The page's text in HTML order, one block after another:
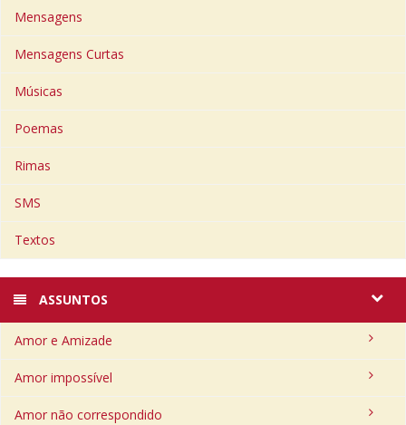
Mensagens
Mensagens Curtas
Músicas
Poemas
Rimas
SMS
Textos
ASSUNTOS
Amor e Amizade
Amor impossível
Amor não correspondido